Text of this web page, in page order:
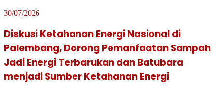
30/07/2026
Diskusi Ketahanan Energi Nasional di
Palembang, Dorong Pemanfaatan Sampah
Jadi Energi Terbarukan dan Batubara
menjadi Sumber Ketahanan Energi